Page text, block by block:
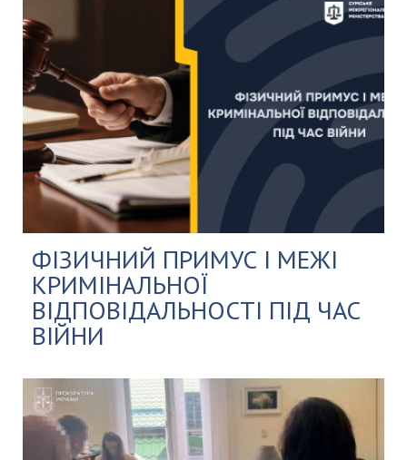
ФІЗИЧНИЙ ПРИМУС І МЕЖІ
КРИМІНАЛЬНОЇ
ВІДПОВІДАЛЬНОСТІ ПІД ЧАС
ВІЙНИ